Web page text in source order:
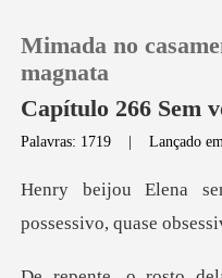
Loja
Mimada no
magnata
Capítulo 266 Sem
Palavras: 1719 |Lançado
pos